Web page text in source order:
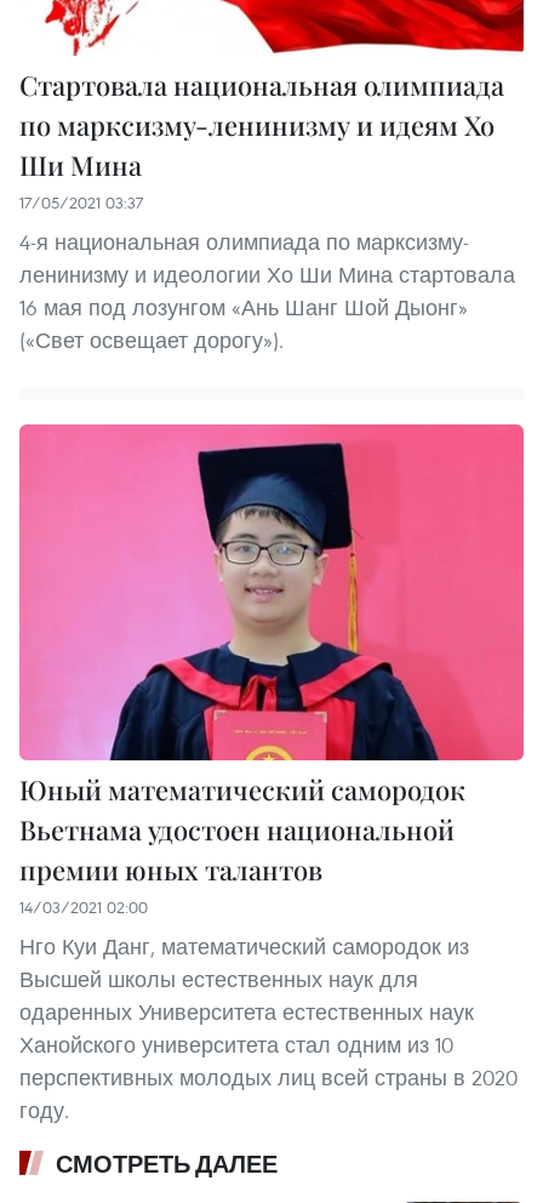
Стартовала национальная олимпиада
по марксизму-ленинизму и идеям Хо
Ши Мина
17/05/2021 03:37
4-я национальная олимпиада по марксизму-
ленинизму и идеологии Хо Ши Мина стартовала
16 мая под лозунгом «Ань Шанг Шой Дыонг»
(«Свет освещает дорогу»).
Юный математический самородок
Вьетнама удостоен национальной
премии юных талантов
14/03/2021 02:00
Нго Куи Данг, математический самородок из
Высшей школы естественных наук для
одаренных Университета естественных наук
Ханойского университета стал одним из 10
перспективных молодых лиц всей страны в 2020
году.
СМОТРЕТЬ ДАЛЕЕ